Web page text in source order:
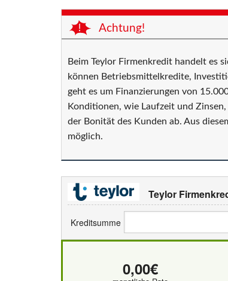
Achtung!
Beim Teylor Firmenkredit handelt es
können Betriebsmittelkredite,
geht es um Finanzierungen von
Konditionen, wie Laufzeit und
der Bonität des Kunden ab. Aus
möglich.
Teylor
Kreditsumme
0,00€